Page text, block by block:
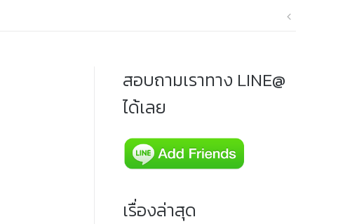
แนะแนว
สอบถามเราทาง LINE@
ได้เลย
เรื่องล่าสุด